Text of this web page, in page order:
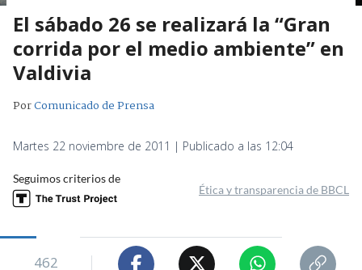
El sábado 26 se realizará la “Gran
corrida por el medio ambiente” en
Valdivia
PorComunicado de Prensa
Martes 22 noviembre de 2011 | Publicado a las 12:04
Seguimos criterios de
Ética y transparencia de BBCL
462